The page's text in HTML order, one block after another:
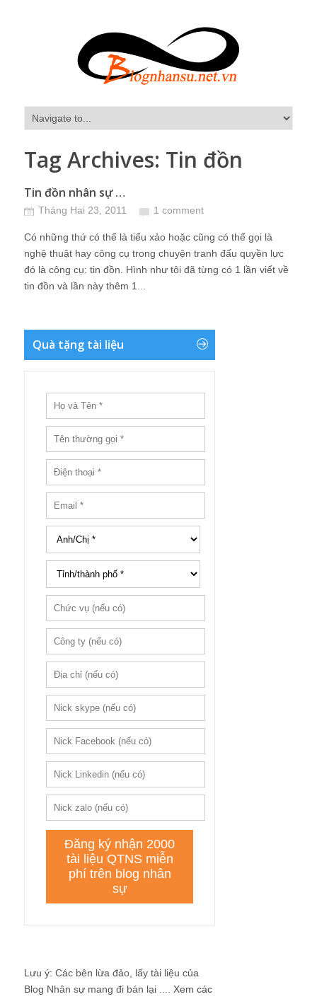
Tag Archives: Tin đồn
Tin đồn nhân sự …
Tháng Hai 23, 2011 1 comment
Có những thứ có thể là tiểu xảo hoặc cũng có thể gọi là
nghệ thuật hay công cụ trong chuyện tranh đấu quyền lực
đó là công cụ: tin đồn. Hình như tôi đã từng có 1 lần viết về
tin đồn và lần này thêm 1...
Quà tặng tài liệu
Lưu ý: Các bên lừa đảo, lấy tài liệu của
Blog Nhân sự mang đi bán lại .... Xem các